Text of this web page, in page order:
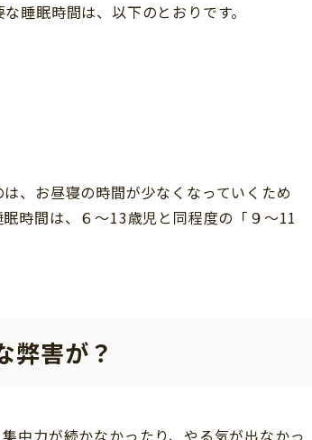
睡眠時間は、以下のとおりです。
、お昼寝の時間が少なくなっていくため
時間は、６～13歳児と同程度の「９～11
弊害が？